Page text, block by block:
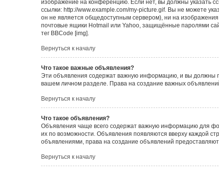
изображение на конференцию. Если нет, вы должны указать
ссылки: http://www.example.com/my-picture.gif. Вы не можете
он не является общедоступным сервером), ни на
почтовые ящики Hotmail или Yahoo, защищённые паролями
тег BBCode [img].
Вернуться к началу
Что такое важные объявления?
Эти объявления содержат важную информацию, и вы должны
вашем личном разделе. Права на создание важных
Вернуться к началу
Что такое объявления?
Объявления чаще всего содержат важную информацию для
их по возможности. Объявления появляются вверху каждой
объявлениями, права на создание объявлений
Вернуться к началу